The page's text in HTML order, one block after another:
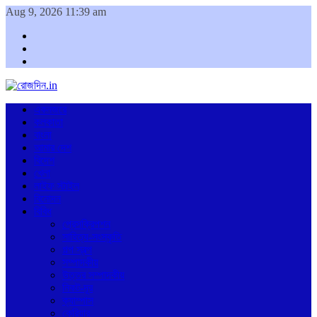
Aug 9, 2026 11:39 am
একনজরে
কলকাতা
বাংলা
আমার দেশ
বিদেশ
খেলা
লাইফ স্টাইল
বিনোদন
বিবিধ
প্রেসক্রিপশন
সাহিত্য-সংস্কৃতি
গল্প স্বল্প
সম্পাদকীয়
উত্তর সম্পাদকীয়
নিকট-দূর
ক্যাম্পাস
কেরিয়ার